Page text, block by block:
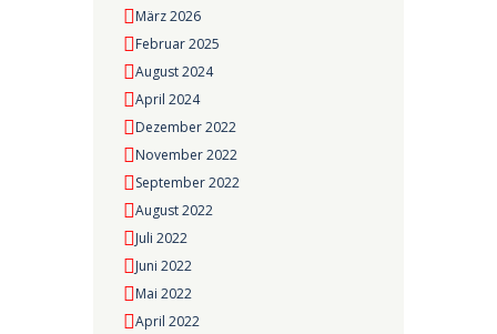
März 2026
Februar 2025
August 2024
April 2024
Dezember 2022
November 2022
September 2022
August 2022
Juli 2022
Juni 2022
Mai 2022
April 2022